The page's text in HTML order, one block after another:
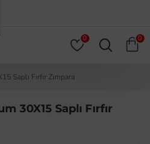
0 0
Saplı Fırfır Zımpara
30X15 Saplı Fırfır